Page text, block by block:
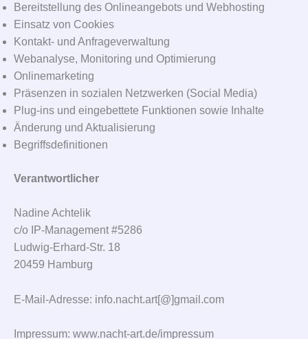
Bereitstellung des Onlineangebots und Webhosting
Einsatz von Cookies
Kontakt- und Anfrageverwaltung
Webanalyse, Monitoring und Optimierung
Onlinemarketing
Präsenzen in sozialen Netzwerken (Social Media)
Plug-ins und eingebettete Funktionen sowie Inhalte
Änderung und Aktualisierung
Begriffsdefinitionen
Verantwortlicher
Nadine Achtelik
c/o IP-Management #5286
Ludwig-Erhard-Str. 18
20459 Hamburg
E-Mail-Adresse: info.nacht.art[@]gmail.com
Impressum: www.nacht-art.de/impressum